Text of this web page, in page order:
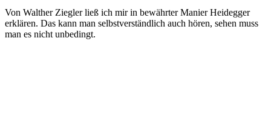
Von Walther Ziegler ließ ich mir in bewährter Manier Heidegger
erklären. Das kann man selbstverständlich auch hören, sehen muss
man es nicht unbedingt.